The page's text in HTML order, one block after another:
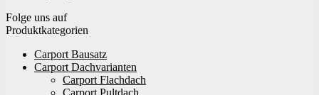
Folge uns auf
Produktkategorien
Carport Bausatz
Carport Dachvarianten
Carport Flachdach
Carport Pultdach